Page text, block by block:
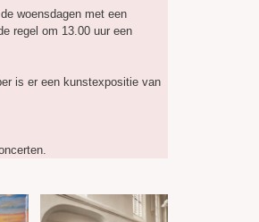
woensdagen met een
regel om 13.00 uur een
is er een kunstexpositie van